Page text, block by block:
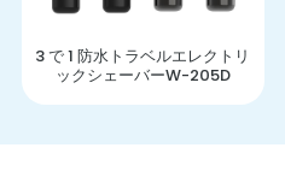
3 で 1 防水トラベルエレクトリ
ックシェーバーW-205D